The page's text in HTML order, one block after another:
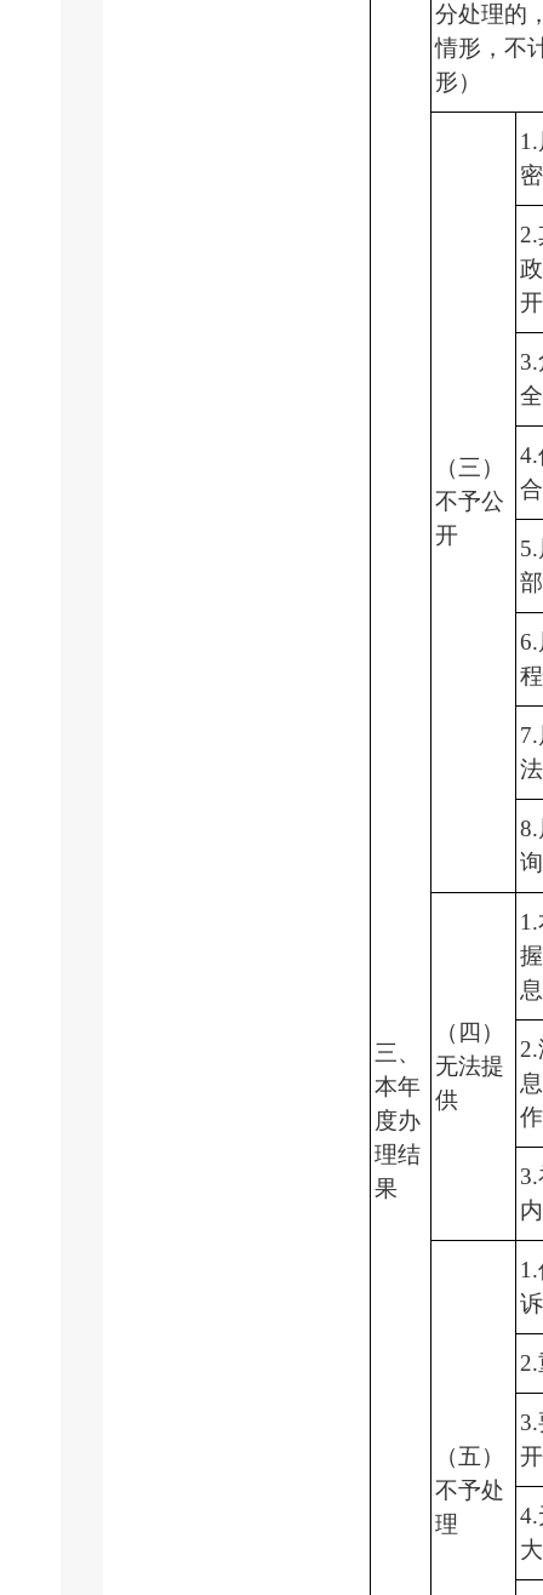
三、
本年
度办
理结
果
分处理的
情形，不
形）
（三）
不予公
开
密
开
（四）
无法提
供
息
作
（五）
不予处
理